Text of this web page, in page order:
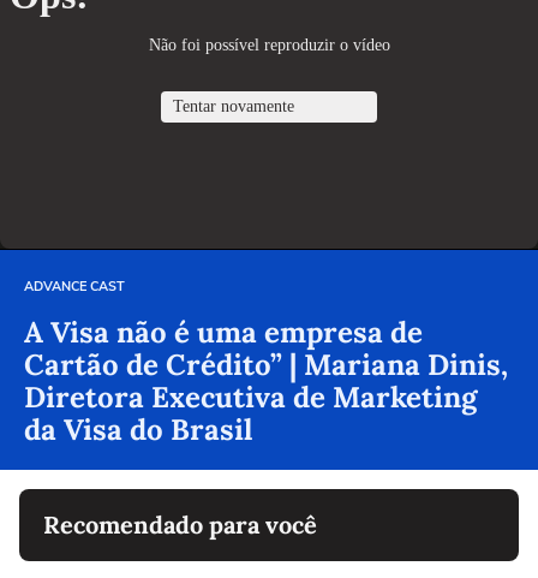
ADVANCE CAST
A Visa não é uma empresa de
Cartão de Crédito” | Mariana Dinis,
Diretora Executiva de Marketing
da Visa do Brasil
Recomendado para você